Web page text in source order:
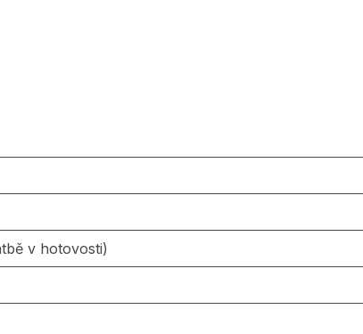
v hotovosti)